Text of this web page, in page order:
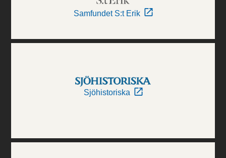
Samfundet S:t Erik
Sjöhistoriska